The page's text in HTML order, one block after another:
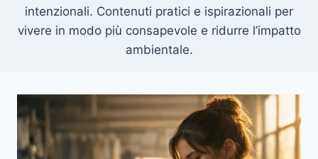
intenzionali. Contenuti pratici e ispirazionali per
vivere in modo più consapevole e ridurre l’impatto
ambientale.